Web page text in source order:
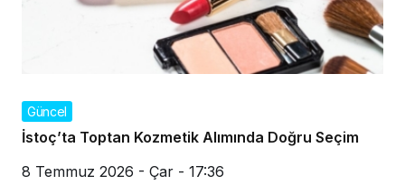
Güncel
İstoç’ta Toptan Kozmetik Alımında Doğru Seçim
8 Temmuz 2026 - Çar - 17:36